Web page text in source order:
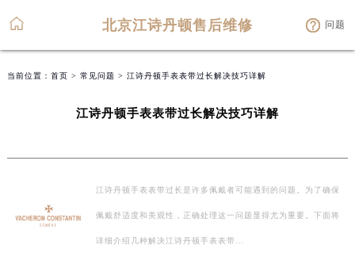
北京江诗丹顿售后维修 问题
当前位置： 首页 > 常见问题 > 江诗丹顿手表表带过长解决技巧详解
江诗丹顿手表表带过长解决技巧详解
江诗丹顿手表表带过长是许多佩戴者可能遇到的问题。为了确保
佩戴舒适度和美观性，正确处理这一问题显得尤为重要。下面将
详细介绍几种解决江诗丹顿手表表带…